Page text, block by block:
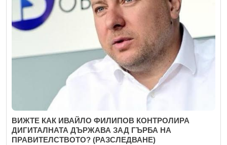
ВИЖТЕ КАК ИВАЙЛО ФИЛИПОВ КОНТРОЛИРА
ДИГИТАЛНАТА ДЪРЖАВА ЗАД ГЪРБА НА
ПРАВИТЕЛСТВОТО? (РАЗСЛЕДВАНЕ)